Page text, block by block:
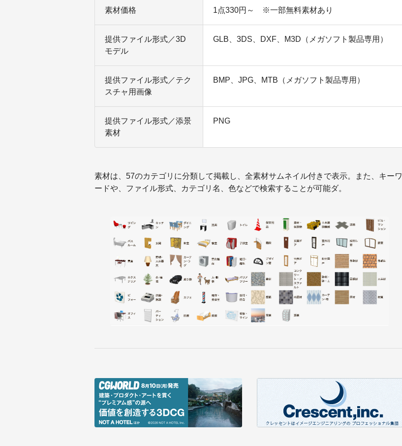
素材価格 1点330円～ ※一部無料素材あり
提供ファイル形式／3D
モデル
GLB、3DS、DXF、M3D（メガソフト製品専用）
提供ファイル形式／テク
スチャ用画像
BMP、JPG、MTB（メガソフト製品専用）
提供ファイル形式／添景
素材
PNG
素材は、57のカテゴリに分類して掲載し、全素材サムネイル付きで表示。また、キーワ
ードや、ファイル形式、カテゴリ名、色などで検索することが可能ダ。